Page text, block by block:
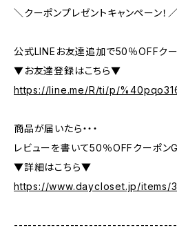
＼クーポンプレゼントキャンペーン！／
公式LINEお友達追加で50％OFFク
▼お友達登録はこちら▼
https://line.me/R/ti/p/
商品が届いたら・・・
レビューを書いて50％OFFクーポン
▼詳細はこちら▼
https://www.daycloset.jp/items/